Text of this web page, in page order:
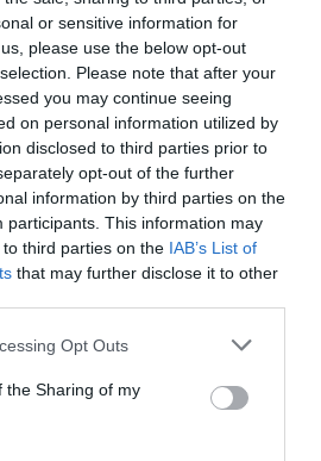
or sensitive information for
please use the below opt-out
Please note that after your
you may continue seeing
on personal information utilized by
disclosed to third parties prior to
opt-out of the further
information by third parties on the
participants. This information may
third parties on the IAB’s List of
that may further disclose it to other
Opt Outs
the Sharing of my
importante resolver un asunto
y que siempre hemos
ha destacado que el
“mirar el futuro con ilusión.
nuestro estadio y tener un
en el siglo XXI y que sea un
se refiere en este punto a
Moix que tiene en marcha la
su presencia en LaLiga
de CVC.Con un presupuesto
millones que recibirá por los
reinvertirán en este proyecto.
ACTIVAR AHORA